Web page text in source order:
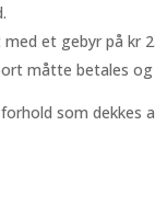
et gebyr på kr
måtte betales
som dekkes